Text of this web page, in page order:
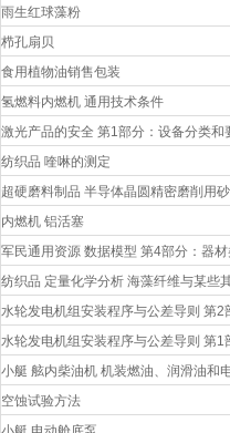
雨生红球藻粉
栉孔扇贝
食用植物油销售包装
氢燃料内燃机 通用技术条件
激光产品的安全 第1部分：设备分类和
纺织品 喹啉的测定
超硬磨料制品 半导体晶圆精密磨削用
内燃机 铝活塞
军民通用资源 数据模型 第4部分：器
纺织品 定量化学分析 海藻纤维与某些
水轮发电机组安装程序与公差导则 第2
水轮发电机组安装程序与公差导则 第1
小艇 舷内柴油机 机装燃油、润滑油和
空蚀试验方法